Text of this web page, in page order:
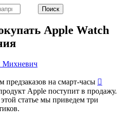
Apple Watch
Михневич
предзаказов на смарт-часы 
Apple поступит в продажу.
статье мы приведем три